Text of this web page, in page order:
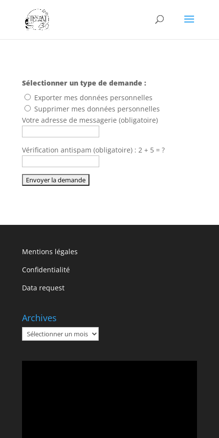
Sélectionner un type de demande :
Exporter mes données personnelles
Supprimer mes données personnelles
Votre adresse de messagerie (obligatoire)
Vérification antispam (obligatoire) : 2 + 5 = ?
Mentions légales
Confidentialité
Data request
Archives
Archives